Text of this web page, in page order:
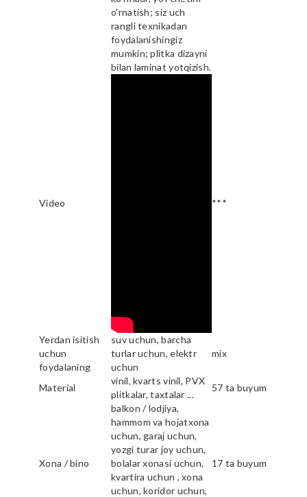
o'rnatish; siz uch
rangli texnikadan
foydalanishingiz
mumkin; plitka dizayni
bilan laminat yotqizish.
Video ***
Yerdan isitish
uchun
foydalaning
suv uchun, barcha
turlar uchun, elektr
uchun
mix
Material
vinil, kvarts vinil, PVX
plitkalar, taxtalar ...
57 ta buyum
Xona / bino
balkon / lodjiya,
hammom va hojatxona
uchun, garaj uchun,
yozgi turar joy uchun,
bolalar xonasi uchun,
kvartira uchun , xona
uchun, koridor uchun,
17 ta buyum